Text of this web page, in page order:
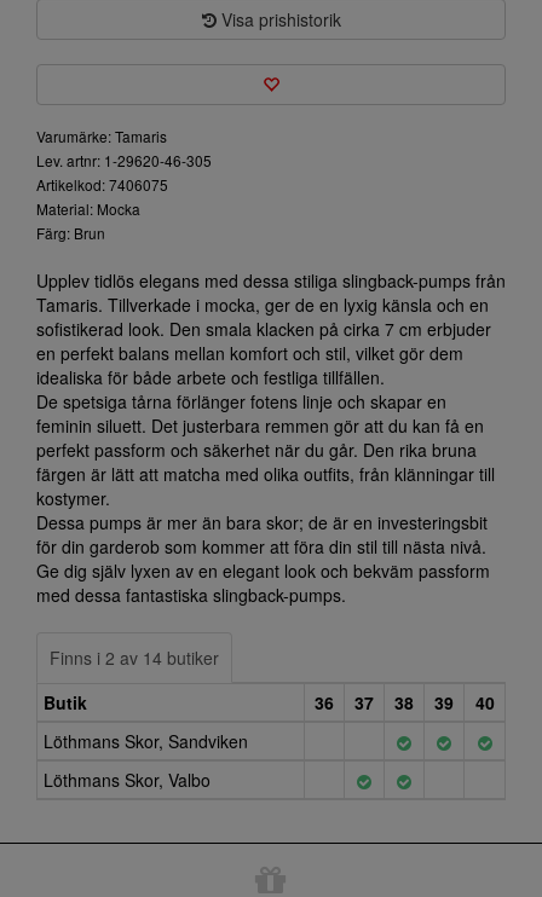
Visa prishistorik
Varumärke: Tamaris
Lev. artnr: 1-29620-46-305
Artikelkod: 7406075
Material: Mocka
Färg: Brun
Upplev tidlös elegans med dessa stiliga slingback-pumps från
Tamaris. Tillverkade i mocka, ger de en lyxig känsla och en
sofistikerad look. Den smala klacken på cirka 7 cm erbjuder
en perfekt balans mellan komfort och stil, vilket gör dem
idealiska för både arbete och festliga tillfällen.
De spetsiga tårna förlänger fotens linje och skapar en
feminin siluett. Det justerbara remmen gör att du kan få en
perfekt passform och säkerhet när du går. Den rika bruna
färgen är lätt att matcha med olika outfits, från klänningar till
kostymer.
Dessa pumps är mer än bara skor; de är en investeringsbit
för din garderob som kommer att föra din stil till nästa nivå.
Ge dig själv lyxen av en elegant look och bekväm passform
med dessa fantastiska slingback-pumps.
Finns i 2 av 14 butiker
Butik
36 37 38 39
40
Löthmans Skor, Sandviken
Löthmans Skor, Valbo